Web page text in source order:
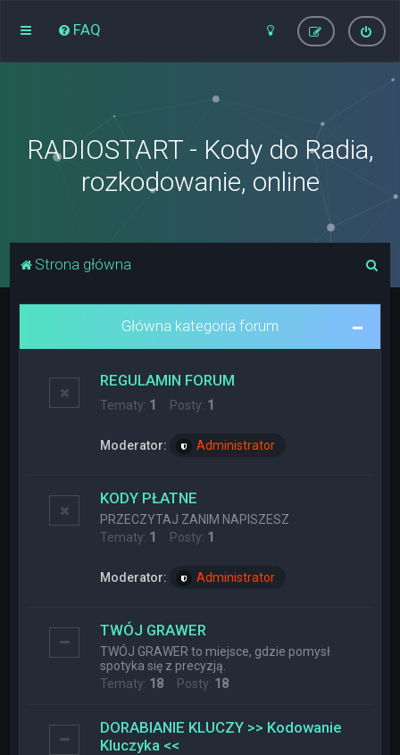
FAQ
RADIOSTART - Kody do Radia,
rozkodowanie, online
Strona główna
Główna kategoria forum
REGULAMIN FORUM
Tematy: 1 Posty: 1
Moderator: Administrator
KODY PŁATNE
PRZECZYTAJ ZANIM NAPISZESZ
Tematy: 1 Posty: 1
Moderator: Administrator
TWÓJ GRAWER
TWÓJ GRAWER to miejsce, gdzie pomysł
spotyka się z precyzją.
Tematy: 18 Posty: 18
DORABIANIE KLUCZY >> Kodowanie
Kluczyka <<